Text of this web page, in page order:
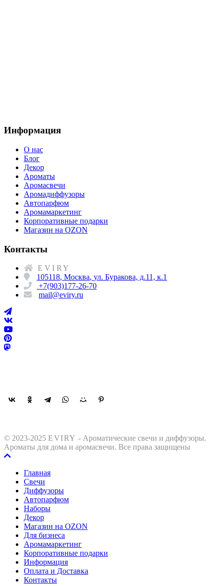
Информация
О нас
Блог
Декор
Ароматы
Аромасвечи
Аромадиффузоры
Автопарфюм
Аромамаркетинг
Корпоративные подарки
Магазин на OZON
Контакты
EVIRY
105118, Москва, ул. Буракова, д.11, к.1
+7(903)177-26-70
mail@eviry.ru
© 2023-2025 EVIRY - Ароматические свечи и диффузоры.
Ароматы для дома и аромасвечи. Все права защищены
Главная
Свечи
Диффузоры
Автопарфюм
Наборы
Декор
Магазин на OZON
Для бизнеса
Аромамаркетинг
Корпоративные подарки
Информация
Оплата и Доставка
Контакты